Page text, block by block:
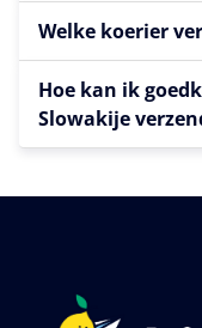
Welke koerier
Hoe kan ik
Slowakije